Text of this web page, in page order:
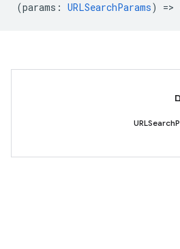
(params : URLSearchParams)